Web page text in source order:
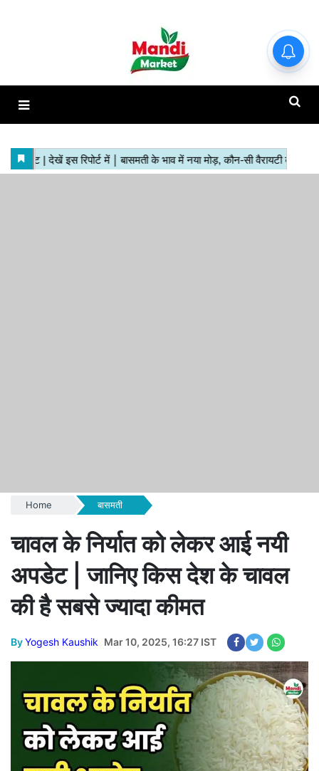
Home बासमती
चावल के निर्यात को लेकर आई नयी
अपडेट | जानिए किस देश के चावल
की है सबसे ज्यादा कीमत
ByYogesh Kaushik Mar 10, 2025, 16:27 IST
हाजिर मंडियों के ताजा रेट | देखें इस
रिपोर्ट में